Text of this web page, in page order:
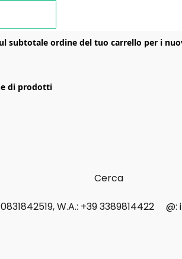
subtotale ordine del tuo carrello per i
di prodotti
W.A.: +39 3389814422